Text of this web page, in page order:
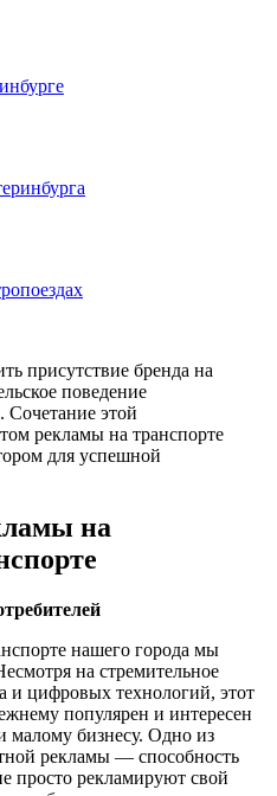
присутствие бренда на
поведение
Сочетание этой
рекламы на транспорте
для успешной
на
нашего города мы
на стремительное
и цифровых технологий, этот
популярен и интересен
малому бизнесу. Одно из
рекламы — способность
просто рекламируют свой